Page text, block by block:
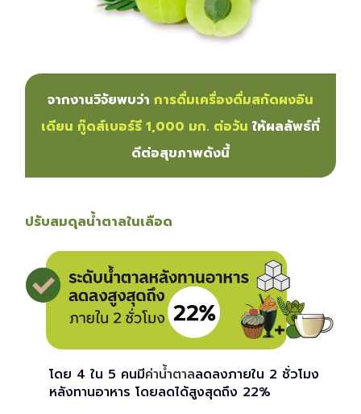
จากงานวิจัยพบว่า การดื่มเครื่องดื่มสกัดผงอิน
เดียน กู๊ดส์เบอร์รี 1,000 มก. ต่อวัน ให้ผลลัพธ์ที่
ดีต่อสุขภาพดังนี้
ปรับสมดุลน้ำตาลในเลือด
โดย 4 ใน 5 คนมีค่าน้ำตาลลดลงภายใน 2 ชั่วโมง
หลังทานอาหาร โดยลดได้สูงสุดถึง 22%